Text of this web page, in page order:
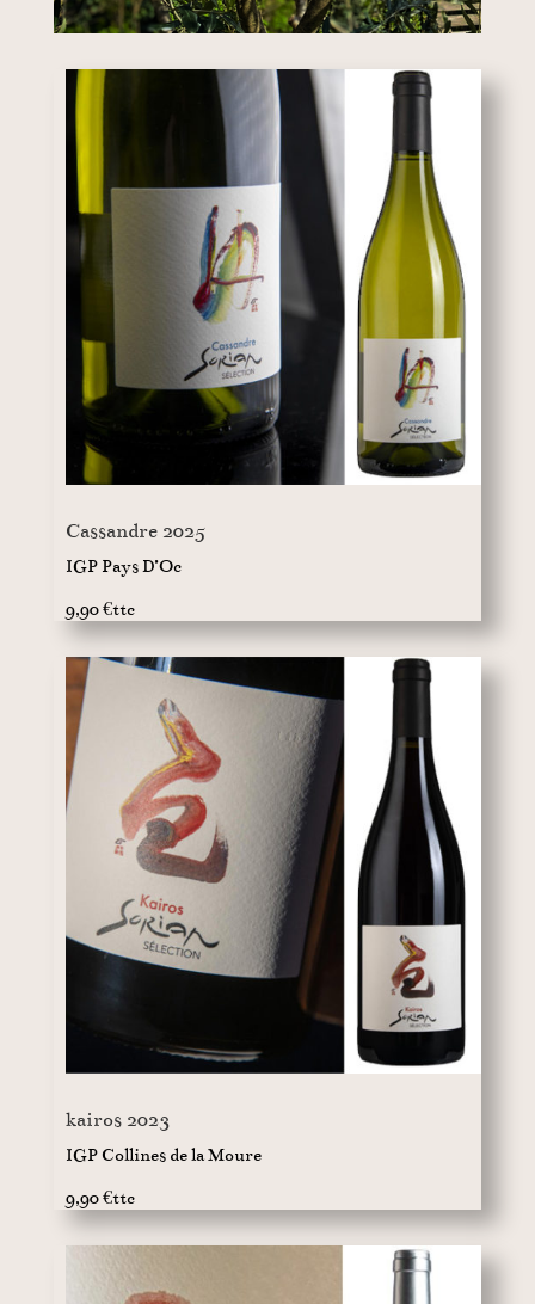
Cassandre 2025
IGP Pays D’Oc
9,90 €ttc
kairos 2023
IGP Collines de la Moure
9,90 €ttc